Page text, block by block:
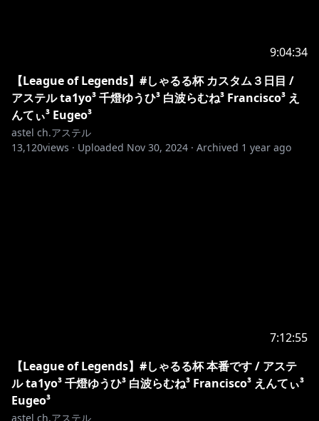
9:04:34
【League of Legends】#しゃるる杯 カスタム３日目 /
アステル ta1yo³ 千燈ゆうひ³ 白波らむね³ Francisco³ え
んてぃ³ Eugeo³
astel ch.アステル
13,120views · Uploaded Nov 30, 2024 · Archived 1 year ago
7:12:55
【League of Legends】#しゃるる杯 本番です / アステ
ル ta1yo³ 千燈ゆうひ³ 白波らむね³ Francisco³ えんてぃ³
Eugeo³
astel ch.アステル